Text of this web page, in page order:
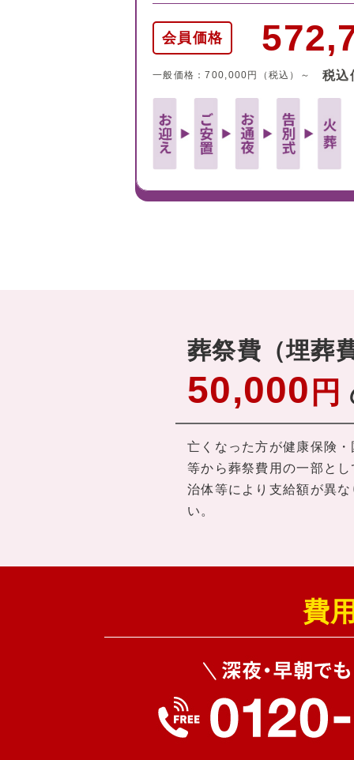
会員価格
税込
一般価格：700,000円（税込）～
葬祭費（埋葬
50,000 円
亡くなった方が健康保険
等から葬祭費用の一部と
治体等により支給額が異
い。
費